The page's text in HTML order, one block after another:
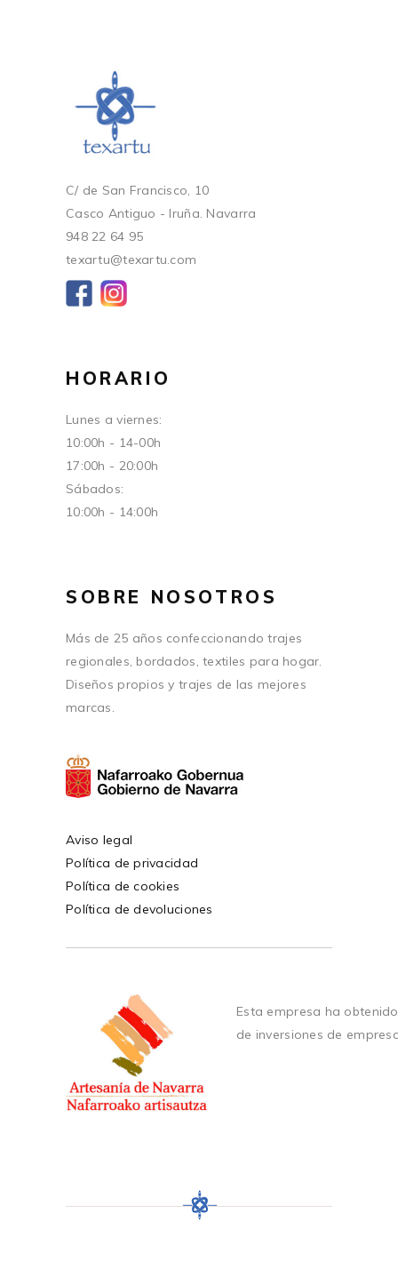
C/ de San Francisco, 10
Casco Antiguo - Iruña. Navarra
948 22 64 95
texartu@texartu.com
HORARIO
Lunes a viernes:
10:00h - 14-00h
17:00h - 20:00h
Sábados:
10:00h - 14:00h
SOBRE NOSOTROS
Más de 25 años confeccionando trajes
regionales, bordados, textiles para hogar.
Diseños propios y trajes de las mejores
marcas.
Aviso legal
Política de privacidad
Política de cookies
Política de devoluciones
Esta empresa ha
de inversiones de